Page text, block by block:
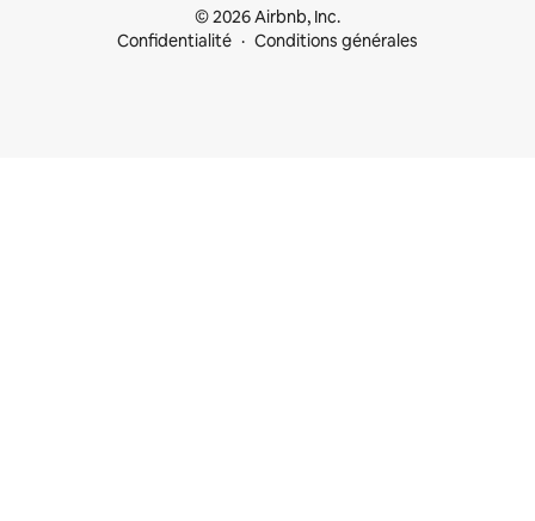
© 2026 Airbnb, Inc.
Confidentialité
Conditions générales